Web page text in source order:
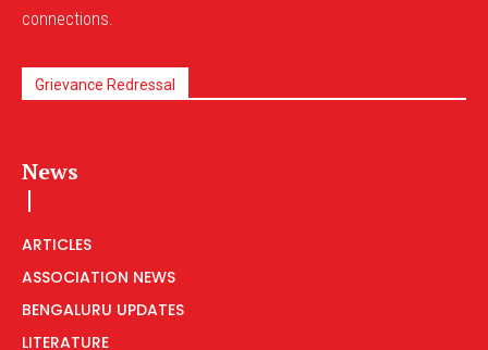
connections.
Grievance Redressal
News
ARTICLES
ASSOCIATION NEWS
BENGALURU UPDATES
LITERATURE